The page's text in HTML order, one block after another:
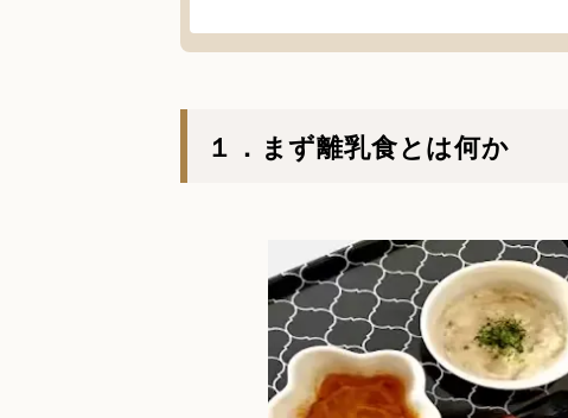
１．まず離乳食とは何か